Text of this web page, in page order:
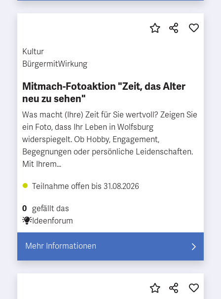
Kultur
BürgermitWirkung
Mitmach-Fotoaktion "Zeit, das Alter
neu zu sehen"
Was macht (Ihre) Zeit für Sie wertvoll? Zeigen Sie
ein Foto, dass Ihr Leben in Wolfsburg
widerspiegelt. Ob Hobby, Engagement,
Begegnungen oder persönliche Leidenschaften.
Mit Ihrem…
Teilnahme offen bis 31.08.2026
0 gefällt das
Ideenforum
Mehr Informationen